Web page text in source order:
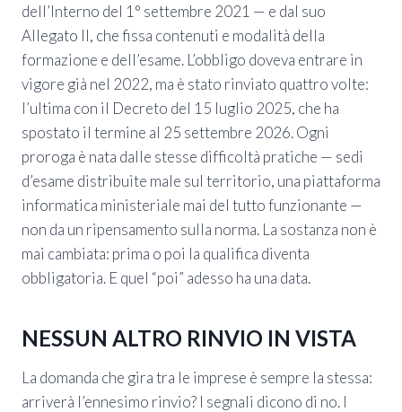
dell’Interno del 1° settembre 2021 — e dal suo
Allegato II, che fissa contenuti e modalità della
formazione e dell’esame. L’obbligo doveva entrare in
vigore già nel 2022, ma è stato rinviato quattro volte:
l’ultima con il Decreto del 15 luglio 2025, che ha
spostato il termine al 25 settembre 2026. Ogni
proroga è nata dalle stesse difficoltà pratiche — sedi
d’esame distribuite male sul territorio, una piattaforma
informatica ministeriale mai del tutto funzionante —
non da un ripensamento sulla norma. La sostanza non è
mai cambiata: prima o poi la qualifica diventa
obbligatoria. E quel “poi” adesso ha una data.
NESSUN ALTRO RINVIO IN VISTA
La domanda che gira tra le imprese è sempre la stessa:
arriverà l’ennesimo rinvio? I segnali dicono di no. I